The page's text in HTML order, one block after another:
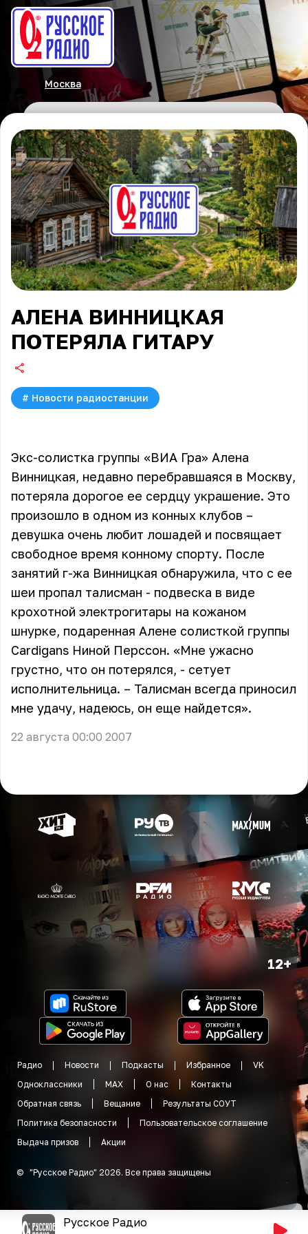
Москва
АЛЕНА ВИННИЦКАЯ
ПОТЕРЯЛА ГИТАРУ
# Новости радиостанции
Экс-солистка группы «ВИА Гра» Алена
Винницкая, недавно перебравшаяся в Москву,
потеряла дорогое ее сердцу украшение. Это
произошло в одном из конных клубов –
девушка очень любит лошадей и посвящает
свободное время конному спорту. После
занятий г-жа Винницкая обнаружила, что с ее
шеи пропал талисман - подвеска в виде
крохотной электрогитары на кожаном
шнурке, подаренная Алене солисткой группы
Cardigans Ниной Перссон. «Мне ужасно
грустно, что он потерялся, - сетует
исполнительница. – Талисман всегда приносил
мне удачу, надеюсь, он еще найдется».
22 августа 00:00 2007
12+
Радио Новости Подкасты Избранное
VK
Одноклассники
MAX О нас
Контакты
Обратная связь
Вещание
Результаты СОУТ
Политика безопасности
Пользовательское соглашение
Выдача призов
Акции
© "Русское Радио" 2026. Все права защищены
Русское Радио